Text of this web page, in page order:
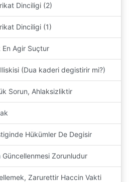
Dinciligi (2)
Dinciligi (1)
En Agir Suçtur
(Dua kaderi degistirir mi?)
Sorun, Ahlaksizliktir
Hükümler De Degisir
Zorunludur
Zarurettir Haccin Vakti